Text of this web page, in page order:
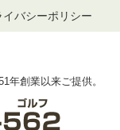
イバシーポリシー
年創業以来ご提供。